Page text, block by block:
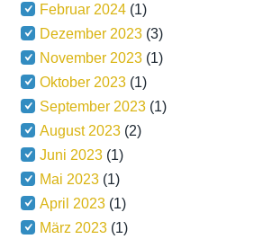
Februar 2024 (1)
Dezember 2023 (3)
November 2023 (1)
Oktober 2023 (1)
September 2023 (1)
August 2023 (2)
Juni 2023 (1)
Mai 2023 (1)
April 2023 (1)
März 2023 (1)